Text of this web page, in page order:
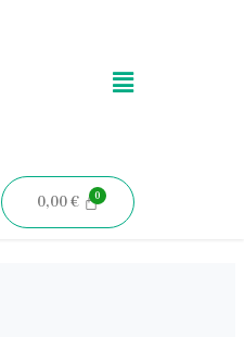
Menu
0,00€